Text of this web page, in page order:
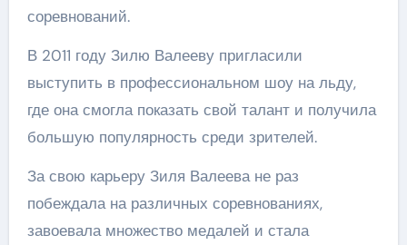
соревнований.
В 2011 году Зилю Валееву пригласили
выступить в профессиональном шоу на льду,
где она смогла показать свой талант и получила
большую популярность среди зрителей.
За свою карьеру Зиля Валеева не раз
побеждала на различных соревнованиях,
завоевала множество медалей и стала